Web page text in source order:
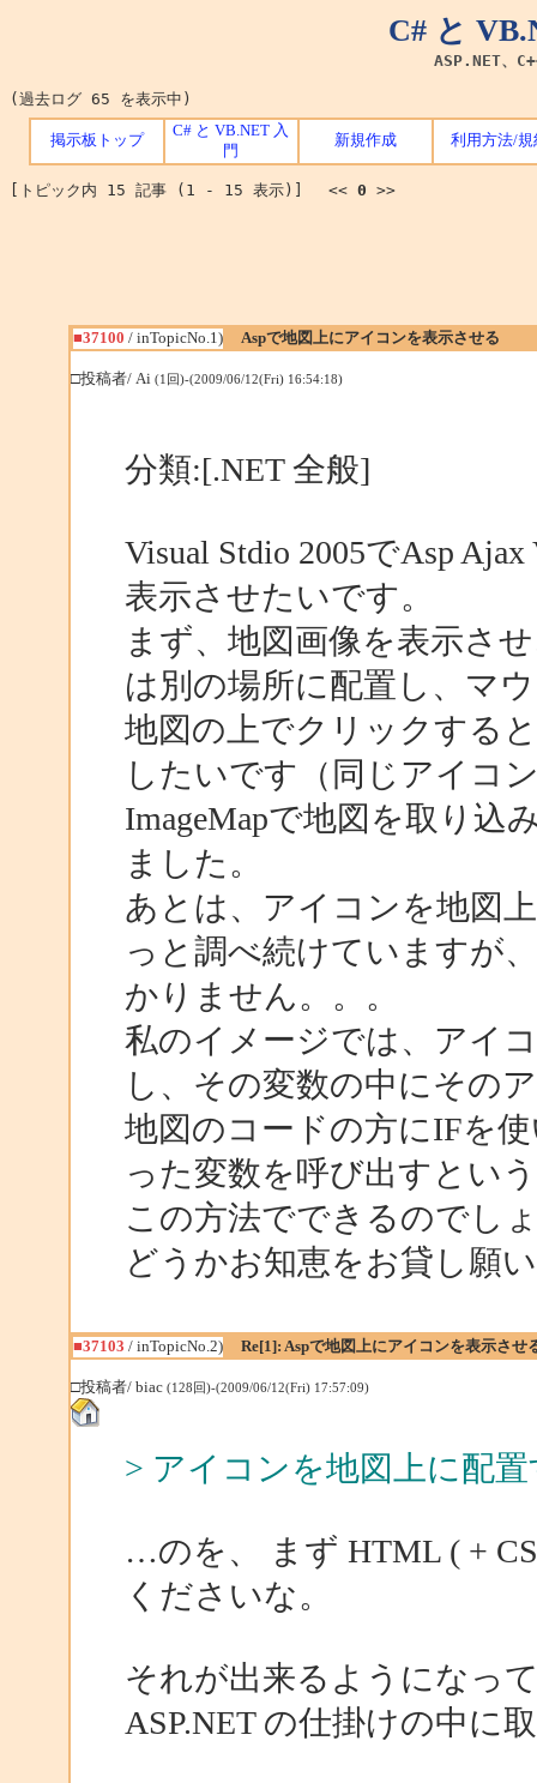
C# と
ASP.NET、
(過去ログ 65 を表示中)
掲示板トップ
C# と VB.NET 入
門
新規作成 利用方法/規
[トピック内 15 記事 (1 - 15 表示)] << 0 >>
■37100 / inTopicNo.1) Aspで地図上にアイコンを表示させる
□投稿者/ Ai (1回)-(2009/06/12(Fri) 16:54:18)
分類:[.NET 全般]
Visual Stdio 2005でAsp
表示させたいです。
まず、地図画像を表示さ
は別の場所に配置し、マ
地図の上でクリックする
したいです（同じアイコ
ImageMapで地図を取り込
ました。
あとは、アイコンを地図
っと調べ続けていますが
かりません。。。
私のイメージでは、アイ
し、その変数の中にその
地図のコードの方にIFを
った変数を呼び出すとい
この方法でできるのでし
どうかお知恵をお貸し願
■37103 / inTopicNo.2) Re[1]: Aspで地図上にアイコンを表示させ
□投稿者/ biac (128回)-(2009/06/12(Fri) 17:57:09)
> アイコンを地図上に配
…のを、 まず HTML ( +
くださいな。
それが出来るようになっ
ASP.NET の仕掛けの中に